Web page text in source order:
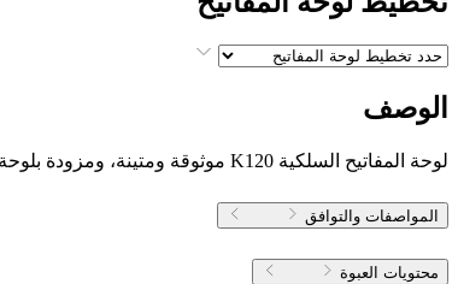
الوصف
لوحة المفاتيح السلكية K120 موثوقة ومتينة، ومزودة بلوحة أرقام وتصميم سهل الاستخدام يعمل مباشرة دون الحاجة إلى إعداد. ما عليك سوى توصيل لوحة المفاتيح السلكية هذه عبر USB والبدء بالعمل.
المواصفات والتوافق
محتويات العبوة